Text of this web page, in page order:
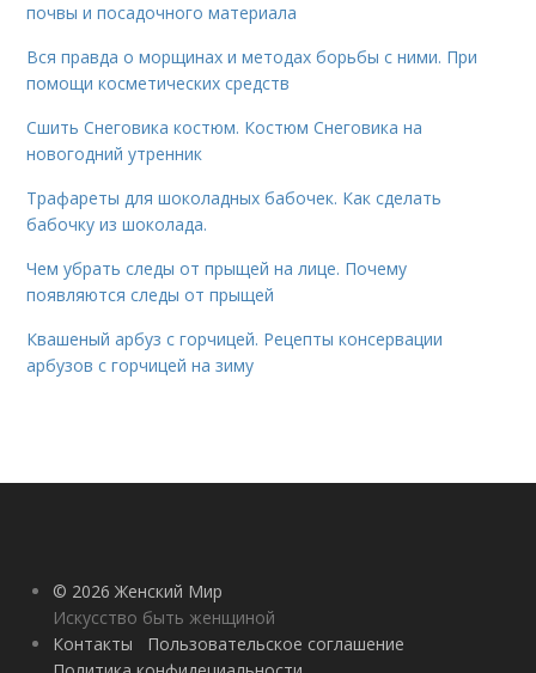
почвы и посадочного материала
Вся правда о морщинах и методах борьбы с ними. При
помощи косметических средств
Сшить Снеговика костюм. Костюм Снеговика на
новогодний утренник
Трафареты для шоколадных бабочек. Как сделать
бабочку из шоколада.
Чем убрать следы от прыщей на лице. Почему
появляются следы от прыщей
Квашеный арбуз с горчицей. Рецепты консервации
арбузов с горчицей на зиму
© 2026 Женский Мир
Искусство быть женщиной
Контакты
Пользовательское соглашение